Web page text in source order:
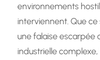
environnements
interviennent. Que ce
une falaise escarpée
industrielle